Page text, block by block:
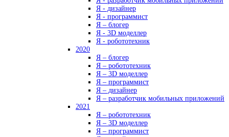
Я - дизайнер
Я - программист
Я – блогер
Я - 3D моделлер
Я - робототехник
2020
Я – блогер
Я – робототехник
Я – 3D моделлер
Я – программист
Я – дизайнер
Я – разработчик мобильных приложений
2021
Я – робототехник
Я – 3D моделлер
Я – программист